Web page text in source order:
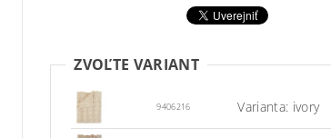
ZVOĽTE VARIANT
9406216 Varianta: ivory